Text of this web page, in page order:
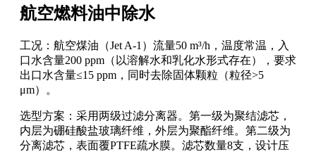
航空燃料油中除水
工况：航空煤油（Jet A-1）流量50 m³/h，温度常温，入
口水含量200 ppm（以溶解水和乳化水形式存在），要求
出口水含量≤15 ppm，同时去除固体颗粒（粒径>5
μm）。
选型方案：采用两级过滤分离器。第一级为聚结滤芯，
内层为硼硅酸盐玻璃纤维，外层为聚酯纤维。第二级为
分离滤芯，表面覆PTFE疏水膜。滤芯数量8支，设计压